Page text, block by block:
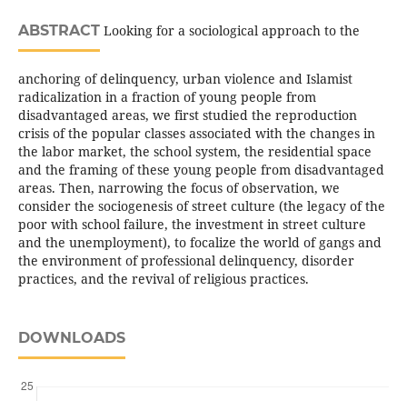
ABSTRACTLooking for a sociological approach to the
anchoring of delinquency, urban violence and Islamist
radicalization in a fraction of young people from
disadvantaged areas, we first studied the reproduction
crisis of the popular classes associated with the changes in
the labor market, the school system, the residential space
and the framing of these young people from disadvantaged
areas. Then, narrowing the focus of observation, we
consider the sociogenesis of street culture (the legacy of the
poor with school failure, the investment in street culture
and the unemployment), to focalize the world of gangs and
the environment of professional delinquency, disorder
practices, and the revival of religious practices.
DOWNLOADS